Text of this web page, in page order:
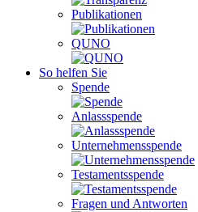
Publikationen
QUNO
So helfen Sie
Spende
Anlassspende
Unternehmensspende
Testamentsspende
Fragen und Antworten